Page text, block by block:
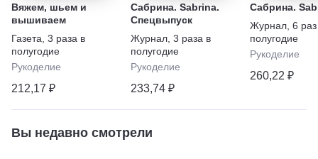
Вяжем, шьем и
вышиваем
Газета 3 раза в
полугодие
Рукоделие
212,17 ₽
Сабрина. Sabrina.
Спецвыпуск
Журнал 3 раза в
полугодие
Рукоделие
233,74 ₽
Сабрина.
Журнал 6
полугодие
Рукоделие
260,22 ₽
Вы недавно смотрели